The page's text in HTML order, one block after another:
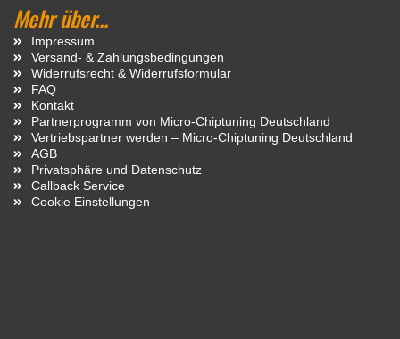
Mehr über...
Impressum
Versand- & Zahlungsbedingungen
Widerrufsrecht & Widerrufsformular
FAQ
Kontakt
Partnerprogramm von Micro-Chiptuning Deutschland
Vertriebspartner werden – Micro-Chiptuning Deutschland
AGB
Privatsphäre und Datenschutz
Callback Service
Cookie Einstellungen